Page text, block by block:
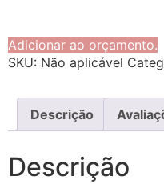
Adicionar ao orçamento.
SKU: Não aplicável
Descrição
Descrição